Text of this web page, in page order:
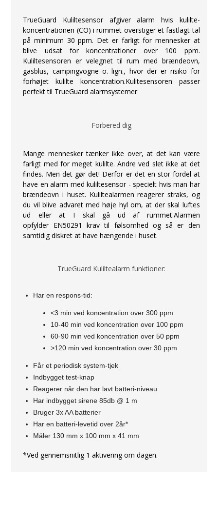
TrueGuard Kuliltesensor afgiver alarm hvis kulilte-
koncentrationen (CO) i rummet overstiger et fastlagt tal
på minimum 30 ppm. Det er farligt for mennesker at
blive udsat for koncentrationer over 100 ppm.
Kuliltesensoren er velegnet til rum med brændeovn,
gasblus, campingvogne o. lign., hvor der er risiko for
forhøjet kulilte koncentration.Kulitesensoren passer
perfekt til TrueGuard alarmsystemer
Forbered dig
Mange mennesker tænker ikke over, at det kan være
farligt med for meget kulilte. Andre ved slet ikke at det
findes. Men det gør det! Derfor er det en stor fordel at
have en alarm med kuliltesensor - specielt hvis man har
brændeovn i huset. Kuliltealarmen reagerer straks, og
du vil blive advaret med høje hyl om, at der skal luftes
ud eller at I skal gå ud af rummet.Alarmen
opfylder EN50291 krav til følsomhed og så er den
samtidig diskret at have hængende i huset.
TrueGuard Kuliltealarm funktioner:
Har en respons-tid:
<3 min ved koncentration over 300 ppm
10-40 min ved koncentration over 100 ppm
60-90 min ved koncentration over 50 ppm
>120 min ved koncentration over 30 ppm
Får et periodisk system-tjek
Indbygget test-knap
Reagerer når den har lavt batteri-niveau
Har indbygget sirene 85db @ 1 m
Bruger 3x AA batterier
Har en batteri-levetid over 2år*
Måler 130 mm x 100 mm x 41 mm
*Ved gennemsnitlig 1 aktivering om dagen.